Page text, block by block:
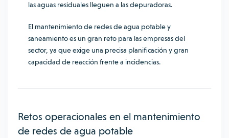
las aguas residuales lleguen a las depuradoras.
El mantenimiento de redes de agua potable y
saneamiento es un gran reto para las empresas del
sector, ya que exige una precisa planificación y gran
capacidad de reacción frente a incidencias.
Retos operacionales en el mantenimiento
de redes de agua potable